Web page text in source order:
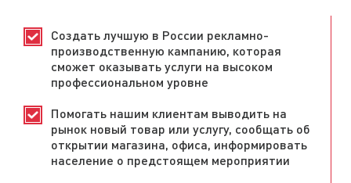
Создать лучшую в России рекламно-
производственную кампанию, которая
сможет оказывать услуги на высоком
профессиональном уровне
Помогать нашим клиентам выводить на
рынок новый товар или услугу, сообщать об
открытии магазина, офиса, информировать
население о предстоящем мероприятии